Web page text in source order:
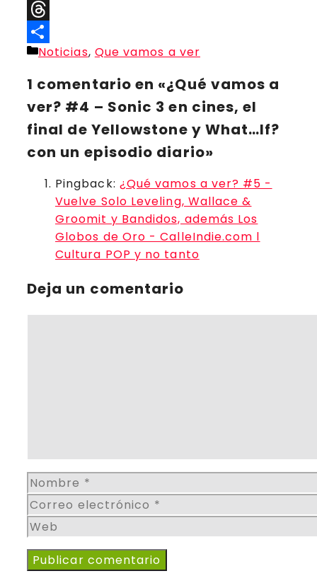
Telegram
Threads
Compartir
Categorías
Noticias, Que vamos a ver
1 comentario en «¿Qué vamos a
ver? #4 – Sonic 3 en cines, el
final de Yellowstone y What…If?
con un episodio diario»
Pingback: ¿Qué vamos a ver? #5 -
Vuelve Solo Leveling, Wallace &
Groomit y Bandidos, además Los
Globos de Oro - CalleIndie.com l
Cultura POP y no tanto
Deja un comentario
Nombre
Correo
electrónico
Web